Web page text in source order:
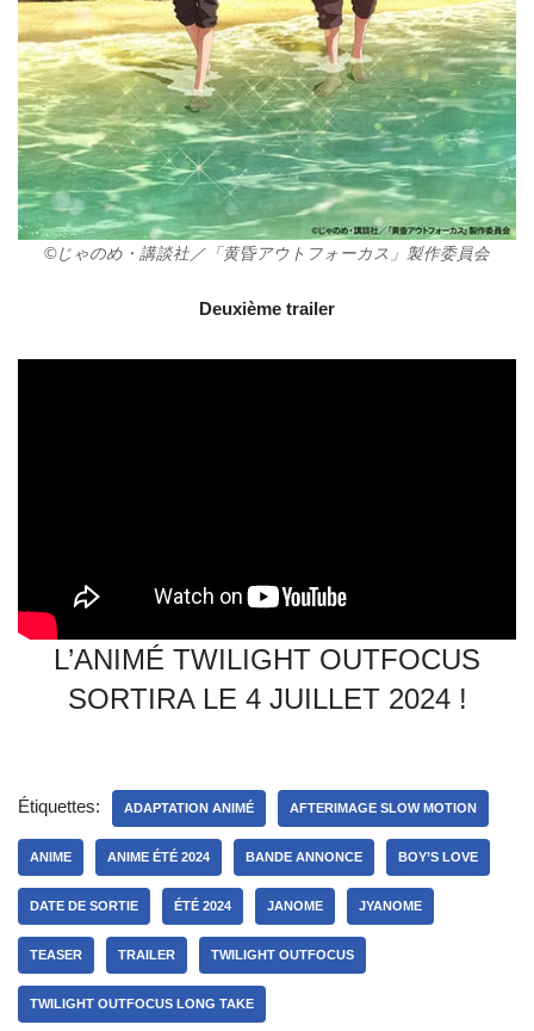
©じゃのめ・講談社／「黄昏アウトフォーカス」製作委員会
Deuxième trailer
L’ANIMÉ TWILIGHT OUTFOCUS
SORTIRA LE 4 JUILLET 2024 !
Étiquettes: ADAPTATION ANIMÉ AFTERIMAGE SLOW MOTION
ANIME ANIME ÉTÉ 2024 BANDE ANNONCE BOY’S LOVE
DATE DE SORTIE ÉTÉ 2024 JANOME JYANOME
TEASER TRAILER TWILIGHT OUTFOCUS
TWILIGHT OUTFOCUS LONG TAKE